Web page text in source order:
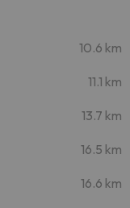
10.6 km
11.1 km
13.7 km
16.5 km
16.6 km